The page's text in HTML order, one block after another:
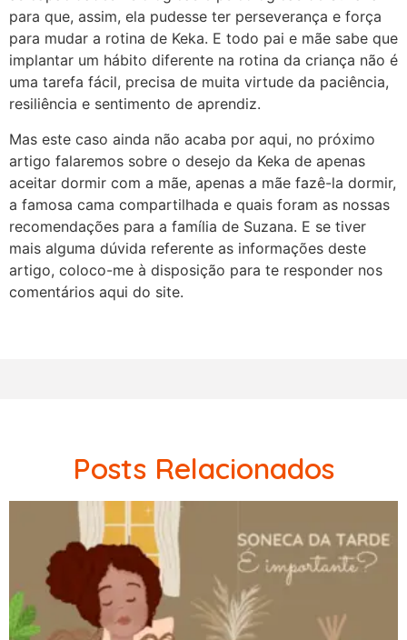
para que, assim, ela pudesse ter perseverança e força
para mudar a rotina de Keka. E todo pai e mãe sabe que
implantar um hábito diferente na rotina da criança não é
uma tarefa fácil, precisa de muita virtude da paciência,
resiliência e sentimento de aprendiz.
Mas este caso ainda não acaba por aqui, no próximo
artigo falaremos sobre o desejo da Keka de apenas
aceitar dormir com a mãe, apenas a mãe fazê-la dormir,
a famosa cama compartilhada e quais foram as nossas
recomendações para a família de Suzana. E se tiver
mais alguma dúvida referente as informações deste
artigo, coloco-me à disposição para te responder nos
comentários aqui do site.
Posts Relacionados